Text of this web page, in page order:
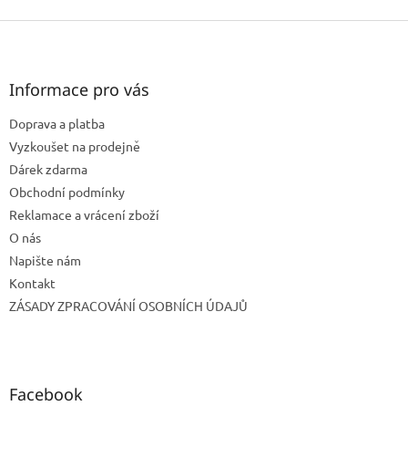
Z
Informace pro vás
Doprava a platba
Vyzkoušet na prodejně
Dárek zdarma
Obchodní podmínky
Reklamace a vrácení zboží
O nás
Napište nám
Kontakt
ZÁSADY ZPRACOVÁNÍ OSOBNÍCH ÚDAJŮ
Facebook